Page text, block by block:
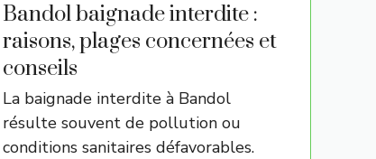
Bandol baignade interdite :
raisons, plages concernées et
conseils
La baignade interdite à Bandol
résulte souvent de pollution ou
conditions sanitaires défavorables.